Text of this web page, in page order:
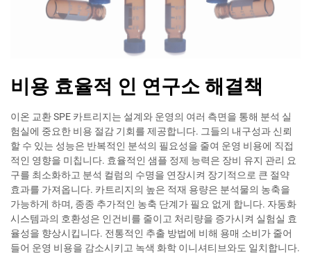
비용 효율적 인 연구소 해결책
이온 교환 SPE 카트리지는 설계와 운영의 여러 측면을 통해 분석 실
험실에 중요한 비용 절감 기회를 제공합니다. 그들의 내구성과 신뢰
할 수 있는 성능은 반복적인 분석의 필요성을 줄여 운영 비용에 직접
적인 영향을 미칩니다. 효율적인 샘플 정제 능력은 장비 유지 관리 요
구를 최소화하고 분석 컬럼의 수명을 연장시켜 장기적으로 큰 절약
효과를 가져옵니다. 카트리지의 높은 적재 용량은 분석물의 농축을
가능하게 하며, 종종 추가적인 농축 단계가 필요 없게 합니다. 자동화
시스템과의 호환성은 인건비를 줄이고 처리량을 증가시켜 실험실 효
율성을 향상시킵니다. 전통적인 추출 방법에 비해 용매 소비가 줄어
들어 운영 비용을 감소시키고 녹색 화학 이니셔티브와도 일치합니다.